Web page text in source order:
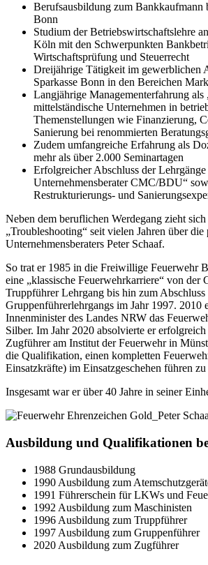
Berufsausbildung zum Bankkaufmann
Bonn
Studium der Betriebswirtschaftslehre
Köln mit den Schwerpunkten
Wirtschaftsprüfung und Steuerrecht
Dreijährige Tätigkeit im gewerblichen
Sparkasse Bonn in den Bereichen
Langjährige Managementerfahrung als
mittelständische Unternehmen in
Themenstellungen wie Finanzierung,
Sanierung bei renommierten
Zudem umfangreiche Erfahrung als
mehr als über 2.000 Seminartagen
Erfolgreicher Abschluss der
Unternehmensberater CMC/BDU“
Restrukturierungs- und
Neben dem beruflichen Werdegang zieht
„Troubleshooting“ seit vielen Jahren über die
Unternehmensberaters Peter Schaaf.
So trat er 1985 in die Freiwillige Feuerwehr
eine „klassische Feuerwehrkarriere“ von der
Truppführer Lehrgang bis hin zum Abschluss
Gruppenführerlehrgangs im Jahr 1997. 2010
Innenminister des Landes NRW das
Silber. Im Jahr 2020 absolvierte er
Zugführer am Institut der Feuerwehr in
die Qualifikation, einen kompletten
Einsatzkräfte) im Einsatzgeschehen führen
Insgesamt war er über 40 Jahre in seiner
Ausbildung und Qualifikationen
1988 Grundausbildung
1990 Ausbildung zum
1991 Führerschein für LKWs und
1992 Ausbildung zum Maschinisten
1996 Ausbildung zum Truppführer
1997 Ausbildung zum Gruppenführer
2020 Ausbildung zum Zugführer